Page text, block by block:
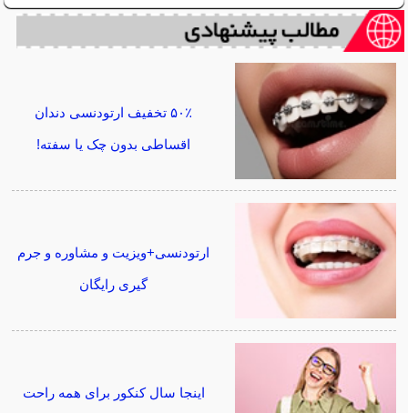
۵۰٪ تخفیف ارتودنسی دندان
اقساطی بدون چک یا سفته!
ارتودنسی+ویزیت و مشاوره و جرم
گیری رایگان
اینجا سال کنکور برای همه راحت